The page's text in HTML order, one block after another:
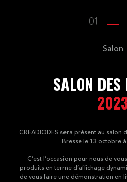
01
Salon
SALON
CREADIODES sera présent au salon
Bresse le 13 octobre
C’est l’occasion pour nous de
produits en terme d’affichage
de vous faire une démonstration en